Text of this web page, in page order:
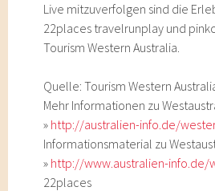
Live mitzuverfolgen sind die
22places travelrunplay und
Tourism Western Australia.
Quelle: Tourism Western
Mehr Informationen zu
» http://australien-info.de/
Informationsmaterial zu
» http://www.australien-info.de/
22places